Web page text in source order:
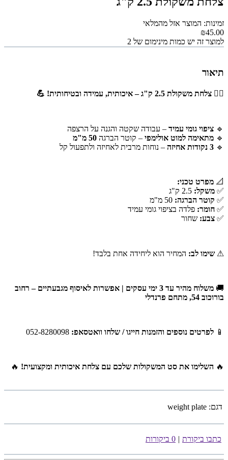
זמינות: המוצר אזל מהמלאי
₪45.00
למוצר זה יש כמות מינימום של 2
תיאור
🏋‍♂ צלחת משקולת 2.5 ק"ג – איכותית, עמידה ובטיחותית! 💪
🔹 ציפוי גומי עמיד – עבודה שקטה והגנה על הרצפה
🔹 מתאימה למוט אולימפי – קוטר הברגה 50 מ"מ
🔹 3 נקודות אחיזה – נוחות מרבית לאחיזה ולתפעול קל
📐 מפרט טכני:
✅ משקל:
✅ קוטר הברגה:
✅ חומר: פלדה בציפוי גומי עמיד
✅ צבע: שחור
⚠ שימו לב: המחיר הוא ליחידה אחת בלבד!
🚚
משלוח מהיר עד 3 ימי עסקים | אפשרות לאיסוף מגבעתיים – רחוב
בורוכוב 54, מתחם פרנדלי
📱 לפרטים נוספים והזמנות חייגו / שלחו וואטסאפ:
🔥 השלימו את סט המשקולות שלכם עם צלחת איכותית ומקצועית! 🔥
דגם: weight plate
כתבו ביקורת | 0 ביקורות